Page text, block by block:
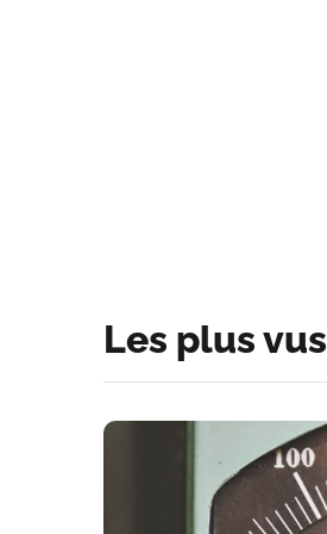
Les plus vus